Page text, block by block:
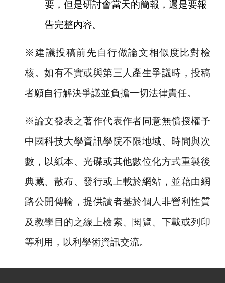
要，但是研討會當天的簡報，還是要報
告完整內容。
※建議投稿前先自行做論文相似度比對檢
核。如有不實或與第三人產生爭議時，投稿
者願自行解決爭議並負擔一切法律責任。
※論文發表之著作代表作者同意無償授權予
中國科技大學資訊學院不限地域、時間與次
數，以紙本、光碟或其他數位化方式重製後
典藏、散布、發行或上載於網站，並藉由網
路公開傳輸，提供讀者基於個人非營利性質
及教學目的之線上檢索、閱覽、下載或列印
等利用，以利學術資訊交流。